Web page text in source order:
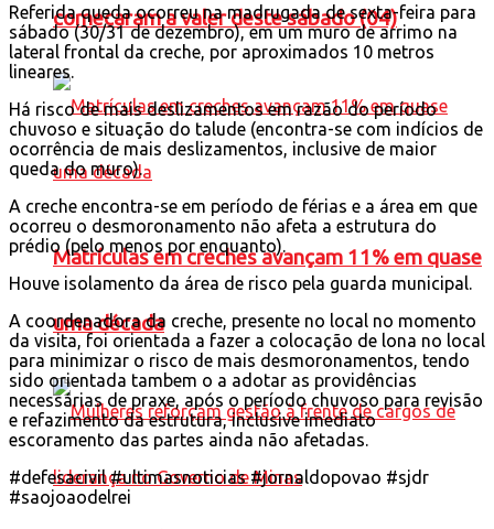
comecaram a valer deste sábado (04)
Matrículas em creches avançam 11% em quase
uma década
Referida queda ocorreu na madrugada de sexta-feira para
sábado (30/31 de dezembro), em um muro de arrimo na
lateral frontal da creche, por aproximados 10 metros
lineares.
Há risco de mais deslizamentos em razão do período
chuvoso e situação do talude (encontra-se com indícios de
ocorrência de mais deslizamentos, inclusive de maior
queda do muro).
A creche encontra-se em período de férias e a área em que
ocorreu o desmoronamento não afeta a estrutura do
prédio (pelo menos por enquanto).
Houve isolamento da área de risco pela guarda municipal.
A coordenadora da creche, presente no local no momento
da visita, foi orientada a fazer a colocação de lona no local
para minimizar o risco de mais desmoronamentos, tendo
sido orientada tambem o a adotar as providências
necessárias de praxe, após o período chuvoso para revisão
e refazimento da estrutura, inclusive imediato
escoramento das partes ainda não afetadas.
#defesacivil #ultimasnoticias #jornaldopovao #sjdr
#saojoaodelrei